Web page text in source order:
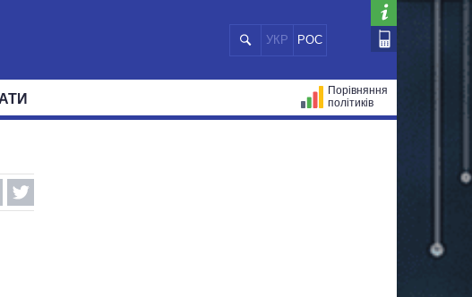
УКР РОС
Порівняння
політиків